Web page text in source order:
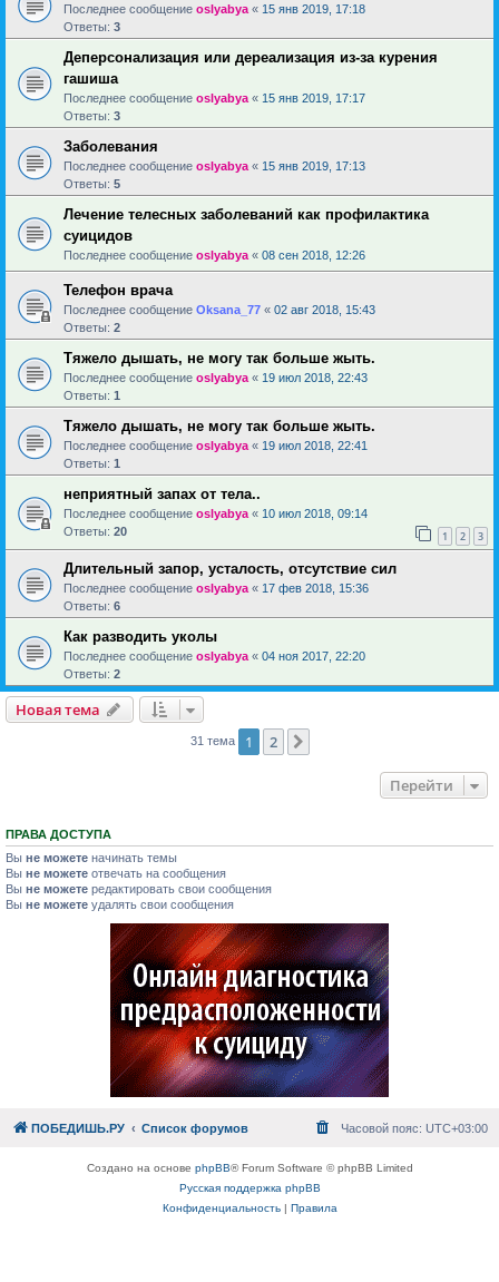
Последнее сообщение oslyabya « 15 янв 2019, 17:18
Ответы: 3
Деперсонализация или дереализация из-за курения
гашиша
Последнее сообщение oslyabya « 15 янв 2019, 17:17
Ответы: 3
Заболевания
Последнее сообщение oslyabya « 15 янв 2019, 17:13
Ответы: 5
Лечение телесных заболеваний как профилактика
суицидов
Последнее сообщение oslyabya « 08 сен 2018, 12:26
Телефон врача
Последнее сообщение Oksana_77 « 02 авг 2018, 15:43
Ответы: 2
Тяжело дышать, не могу так больше жыть.
Последнее сообщение oslyabya « 19 июл 2018, 22:43
Ответы: 1
Тяжело дышать, не могу так больше жыть.
Последнее сообщение oslyabya « 19 июл 2018, 22:41
Ответы: 1
неприятный запах от тела..
Последнее сообщение oslyabya « 10 июл 2018, 09:14
Ответы: 20 1 2 3
Длительный запор, усталость, отсутствие сил
Последнее сообщение oslyabya « 17 фев 2018, 15:36
Ответы: 6
Как разводить уколы
Последнее сообщение oslyabya « 04 ноя 2017, 22:20
Ответы: 2
Новая тема
31 тема 1 2
Перейти
ПРАВА ДОСТУПА
Вы не можете начинать темы
Вы не можете отвечать на сообщения
Вы не можете редактировать свои сообщения
Вы не можете удалять свои сообщения
ПОБЕДИШЬ.РУ Список форумов Часовой пояс: UTC+03:00
Создано на основе phpBB® Forum Software © phpBB Limited
Русская поддержка phpBB
Конфиденциальность| Правила